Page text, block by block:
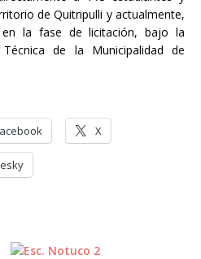
de Quitripulli y actualmente,
la fase de licitación, bajo la
de la Municipalidad de
X